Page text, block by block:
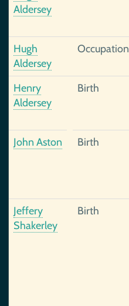
Aldersey
Hugh
Aldersey
Occupation
Henry
Aldersey
Birth
John Aston
Birth
Jeffery
Shakerley
Birth